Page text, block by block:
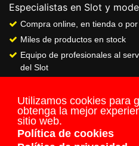
Utilizamos cookies para
obtenga la mejor
sitio web.
Política de cookies
Especialistas en Slot y
Compra online, en tienda o
Miles de productos en stock
Equipo de profesionales al
del Slot
Servicio de pago seguro online
Envios a todo el mundo